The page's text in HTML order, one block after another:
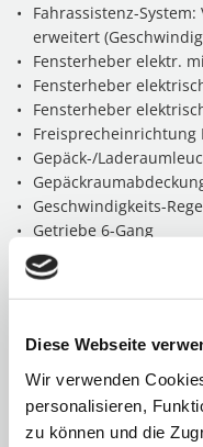
Diese Webseite
Wir verwenden
personalisieren,
zu können und die
Fahrassistenz-
erweitert
Fensterheber elektr.
Fensterheber
Fensterheber
Freisprecheinrichtung
Gepäck-/
Geschwindigkeits-
Getriebe 6-Gang
Gurtstraffer
Heckscheibe heizbar
Hochtöner
Karosserie: 5-türig
Klimaanlage
Kopf-Airbag-System
Kopfstützen hinten